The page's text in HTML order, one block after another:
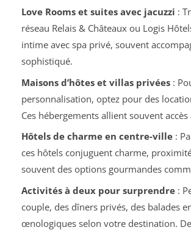
Love Rooms et suites avec jacuzzi :
réseau Relais & Châteaux ou Logis
intime avec spa privé, souvent
sophistiqué.
Maisons d’hôtes et villas privées:
personnalisation, optez pour des
Ces hébergements allient souvent
Hôtels de charme en centre-ville:
ces hôtels conjuguent charme,
souvent des options gourmandes
Activités à deux pour surprendre:
couple, des dîners privés, des balades
œnologiques selon votre destination.